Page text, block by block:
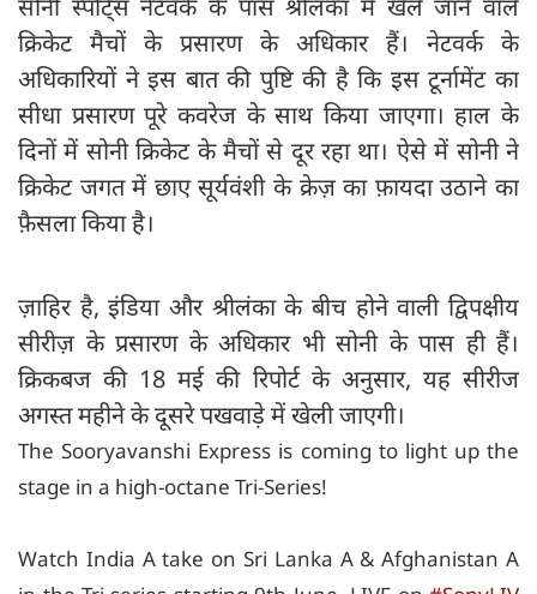
सोनी स्पोर्ट्स नेटवर्क के पास श्रीलंका में खेले जाने वाले
क्रिकेट मैचों के प्रसारण के अधिकार हैं। नेटवर्क के
अधिकारियों ने इस बात की पुष्टि की है कि इस टूर्नामेंट का
सीधा प्रसारण पूरे कवरेज के साथ किया जाएगा। हाल के
दिनों में सोनी क्रिकेट के मैचों से दूर रहा था। ऐसे में सोनी ने
क्रिकेट जगत में छाए सूर्यवंशी के क्रेज़ का फ़ायदा उठाने का
फ़ैसला किया है।
ज़ाहिर है, इंडिया और श्रीलंका के बीच होने वाली द्विपक्षीय
सीरीज़ के प्रसारण के अधिकार भी सोनी के पास ही हैं।
क्रिकबज की 18 मई की रिपोर्ट के अनुसार, यह सीरीज
अगस्त महीने के दूसरे पखवाड़े में खेली जाएगी।
The Sooryavanshi Express is coming to light up the
stage in a high-octane Tri-Series!
Watch India A take on Sri Lanka A & Afghanistan A